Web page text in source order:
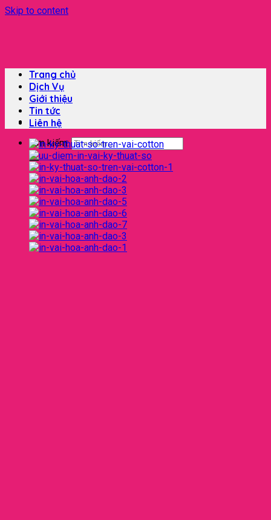
Skip to content
Tìm kiếm:
Trang chủ
Dịch Vụ
Giới thiệu
Tin tức
Liên hệ